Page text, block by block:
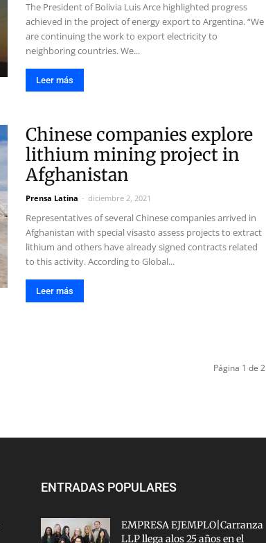
The President of Bolivia Luis Arce highlighted progress
achieved in the project of energy export to Argentina. “We
are continuing the work to export electricity to
neighboring countries. We...
Leer más
Chinese companies explore
lithium mining project in
Afghanistan
Prensa Latina - diciembre 2, 2021
Representatives of several Chinese companies arrived in
Afghanistan with special visasto assess projects to extract
lithium and others have already signed contracts related
to this activity. According to Global...
Leer más
Página 1 de 2
ENTRADAS POPULARES
EMPRESA EJEMPLO|Carranza
LLP llega alos 25 años en el